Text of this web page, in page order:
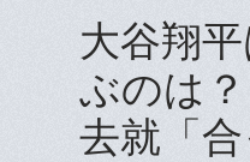
大谷翔
ぶのは
去就「